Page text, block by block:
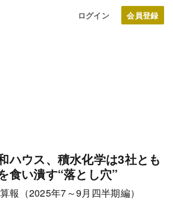
ログイン
ハウス、積水化学は3社とも
食い潰す“落とし穴”
報（2025年7～9月四半期編）